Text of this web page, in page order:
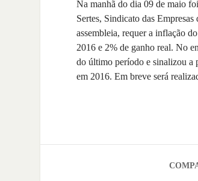
Na manhã do dia 09 de maio
Sertes, Sindicato das
assembleia, requer a inflação
2016 e 2% de ganho real. No
do último período e sinalizou a
em 2016. Em breve será